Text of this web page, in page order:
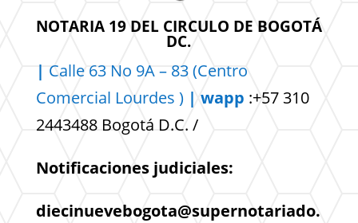
NOTARIA 19 DEL CIRCULO DE BOGOTÁ
DC.
| Calle 63 No 9A – 83 (Centro
Comercial Lourdes ) | wapp :+57 310
2443488 Bogotá D.C. /
Notificaciones judiciales:
diecinuevebogota@supernotariado.